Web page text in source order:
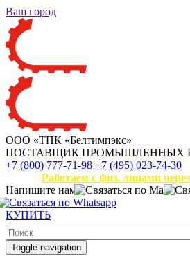
Ваш город
ООО «ТПК «Белтимпэкс»
ПОСТАВЩИК ПРОМЫШЛЕННЫХ
+7 (800) 777-71-98 +7 (495) 023-74-30
Работаем с физ. лицами
Напишите нам
КУПИТЬ
Toggle navigation